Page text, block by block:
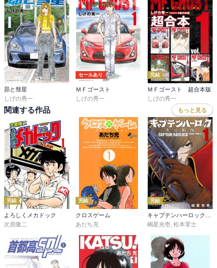
昴と彗星
しげの秀一
セールあり
ＭＦゴースト
しげの秀一
完結
ＭＦゴースト 超合本版
しげの秀一
関連する作品 もっと見る
完結
よろしくメカドック
次原隆二
完結
クロスゲーム
あだち充
完結
キャプテンハーロック～次元航海～
嶋星光壱, 松本零士